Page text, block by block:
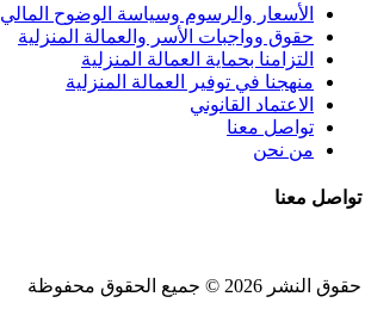
الأسعار والرسوم وسياسة الوضوح المالي
حقوق وواجبات الأسر والعمالة المنزلية
التزامنا بحماية العمالة المنزلية
منهجنا في توفير العمالة المنزلية
الاعتماد القانوني
تواصل معنا
من نحن
تواصل معنا
حقوق النشر 2026 © جميع الحقوق محفوظة